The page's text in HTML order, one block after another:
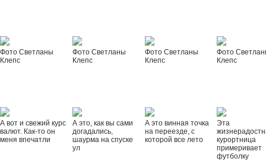
Фото Светланы
Клепс
Фото Светланы
Клепс
Фото Светланы
Клепс
Фото
Клепс
А вот и свежий курс
валют. Как-то он
меня впечатли
А это, как вы сами
догадались,
шаурма на спуске
ул
А это винная точка
на переезде, с
которой все лето
Эта
курортница
примеривает
футболку